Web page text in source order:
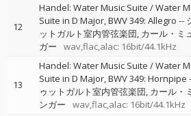
12
Handel: Water Music Suite / Water
Suite in D Major, BWV 349: Allegro --
ットガルト室内管弦楽団 カール・ミ
ガー
wav,flac,alac: 16bit/44.1kHz
13
Handel: Water Music Suite / Water
Suite in D Major, BWV 349: Hornpipe
ゥットガルト室内管弦楽団 カール・
ンガー
wav,flac,alac: 16bit/44.1kHz